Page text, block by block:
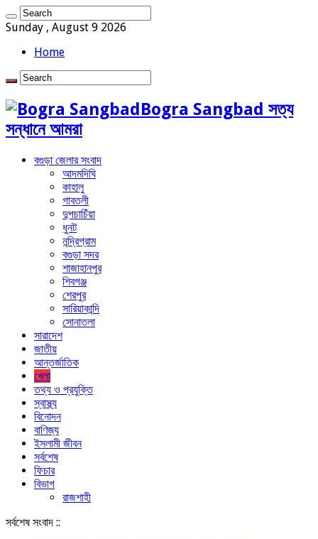
Sunday , August 9 2026
Home
Bogra Sangbad সত্য
সন্ধানে আমরা
বগুড়া জেলার সংবাদ
আদমদিঘি
কাহালু
গাবতলী
দুপচাচিঁয়া
ধুনট
নন্দ্রিগ্রাম
বগুড়া সদর
শাজাহানপুর
শিবগঞ্জ
শেরপুর
সারিয়াকান্দি
সোনাতলা
সারাদেশ
জাতীয়
আন্তর্জাতিক
খেলা
তথ্য ও প্রযুক্তি
স্বাস্থ্য
বিনোদন
বাণিজ্য
ইসলামী জীবন
সর্বশেষ
ফিচার
বিভাগ
রাজশাহী
সর্বশেষ সংবাদ ::